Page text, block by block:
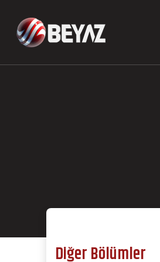
Diğer Bölümler